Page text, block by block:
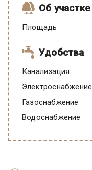
Об участке
Площадь
Удобства
Канализация
Электроснабжение
Газоснабжение
Водоснабжение